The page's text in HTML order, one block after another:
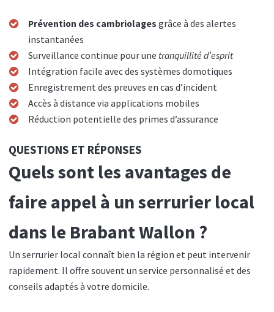
Prévention des cambriolages grâce à des alertes
instantanées
Surveillance continue pour une tranquillité d’esprit
Intégration facile avec des systèmes domotiques
Enregistrement des preuves en cas d’incident
Accès à distance via applications mobiles
Réduction potentielle des primes d’assurance
QUESTIONS ET RÉPONSES
Quels sont les avantages de
faire appel à un serrurier local
dans le Brabant Wallon ?
Un serrurier local connaît bien la région et peut intervenir
rapidement. Il offre souvent un service personnalisé et des
conseils adaptés à votre domicile.